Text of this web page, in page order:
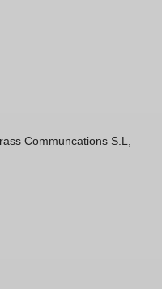
Communcations S.L,